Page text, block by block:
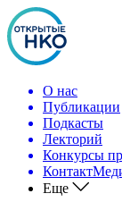
О нас
Публикации
Подкасты
Лекторий
Конкурсы
Еще